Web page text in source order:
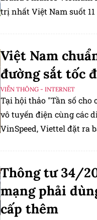
trị nhất Việt Nam suốt
Việt Nam
đường sắt tốc
VIỄN THÔNG - INTERNET
Tại hội thảo "Tần số cho
vô tuyến điện cùng các
VinSpeed, Viettel đặt ra
Thông tư 34/
mạng phải
cấp thêm